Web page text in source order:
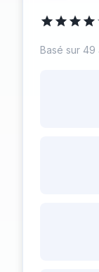
Basé sur 49